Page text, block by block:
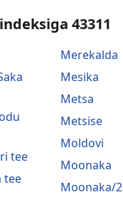
43311
tee
tee
Merekalda
Mesika
Metsa
Metsise
Moldovi
Moonaka
Moonaka/2